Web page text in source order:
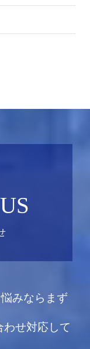
みならまず
せ対応して